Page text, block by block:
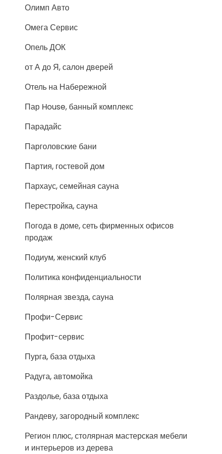
Олимп Авто
Омега Сервис
Опель ДОК
от А до Я, салон дверей
Отель на Набережной
Пар House, банный комплекс
Парадайс
Парголовские бани
Партия, гостевой дом
Пархаус, семейная сауна
Перестройка, сауна
Погода в доме, сеть фирменных офисов
продаж
Подиум, женский клуб
Политика конфиденциальности
Полярная звезда, сауна
Профи-Сервис
Профит-сервис
Пурга, база отдыха
Радуга, автомойка
Раздолье, база отдыха
Рандеву, загородный комплекс
Регион плюс, столярная мастерская мебели
и интерьеров из дерева